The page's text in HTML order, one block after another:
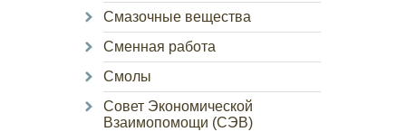
Смазочные вещества
Сменная работа
Смолы
Совет Экономической
Взаимопомощи (СЭВ)